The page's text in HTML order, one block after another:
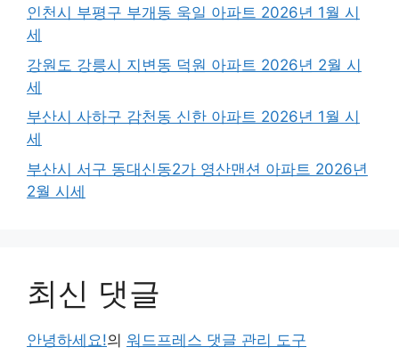
인천시 부평구 부개동 욱일 아파트 2026년 1월 시
세
강원도 강릉시 지변동 덕원 아파트 2026년 2월 시
세
부산시 사하구 감천동 신한 아파트 2026년 1월 시
세
부산시 서구 동대신동2가 영산맨션 아파트 2026년
2월 시세
최신 댓글
안녕하세요!의 워드프레스 댓글 관리 도구